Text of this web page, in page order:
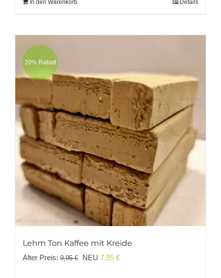
In den Warenkorb Details
20% Rabatt
Lehm Ton Kaffee mit Kreide
Alter Preis: 9,95€
Ursprünglicher
NEU 7,95 €Aktueller